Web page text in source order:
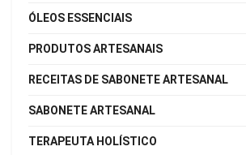
ÓLEOS ESSENCIAIS
PRODUTOS ARTESANAIS
RECEITAS DE SABONETE ARTESANAL
SABONETE ARTESANAL
TERAPEUTA HOLÍSTICO